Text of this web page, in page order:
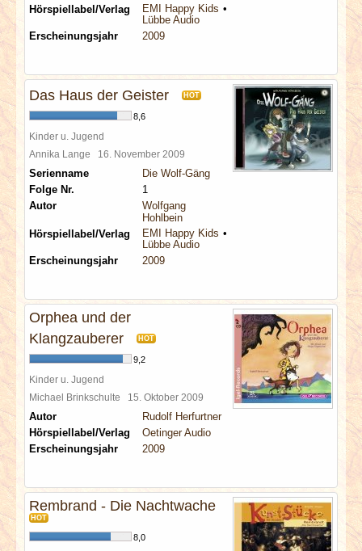
ARCHIV
Hörspiellabel/Verlag
EMI Happy Kids
Lübbe Audio
Erscheinungsjahr
2009
Das Haus der Geister HOT
8,6
Kinder u. Jugend
Annika Lange 16. November 2009
Serienname
Die Wolf-Gäng
Folge Nr.
1
Autor
Wolfgang
Hohlbein
Hörspiellabel/Verlag
EMI Happy Kids
Lübbe Audio
Erscheinungsjahr
2009
Orphea und der
Klangzauberer
HOT
9,2
Kinder u. Jugend
Michael Brinkschulte 15. Oktober 2009
Autor
Rudolf Herfurtner
Hörspiellabel/Verlag
Oetinger Audio
Erscheinungsjahr
2009
Rembrand - Die Nachtwache
HOT
8,0